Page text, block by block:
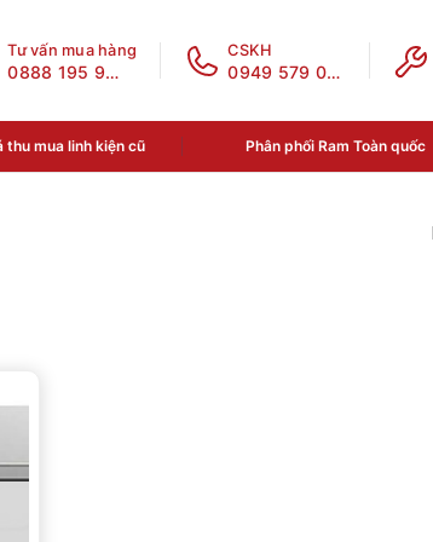
Tư vấn mua hàng
0888 195 969
CSKH
0949 579 078
thu mua linh kiện cũ Phân phối Ram Toàn quốc